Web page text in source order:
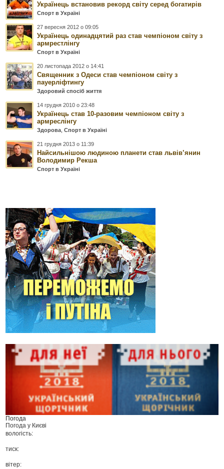
Українець встановив рекорд світу серед богатирів
Спорт в Україні
27 вересня 2012 о 09:05
Українець одинадцятий раз став чемпіоном світу з
армрестлінгу
Спорт в Україні
20 листопада 2012 о 14:41
Священник з Одеси став чемпіоном світу з
пауерліфтингу
Здоровий спосіб життя
14 грудня 2010 о 23:48
Українець став 10-разовим чемпіоном світу з
армреслінгу
Здорова ,Спорт в Україні
21 грудня 2013 о 11:39
Найсильнішою людиною планети став львів’янин
Володимир Рекша
Спорт в Україні
Погода
Погода у Києві
вологість:
тиск:
вітер: